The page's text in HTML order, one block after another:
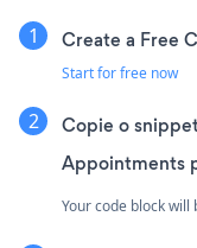
Create a Free
Start for free now
Copie o
Appointments
Your code block